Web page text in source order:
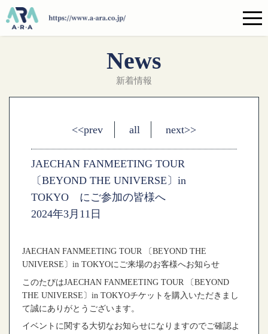
News
新着情報
<<prev all next>>
JAECHAN FANMEETING TOUR
〔BEYOND THE UNIVERSE〕in
TOKYO にご参加の皆様へ
2024年3月11日
JAECHAN FANMEETING TOUR 〔BEYOND THE
UNIVERSE〕in TOKYOにご来場のお客様へお知らせ
このたびはJAECHAN FANMEETING TOUR 〔BEYOND
THE UNIVERSE〕in TOKYOチケットを購入いただきまし
て誠にありがとうございます。
イベントに関する大切なお知らせになりますのでご確認よ